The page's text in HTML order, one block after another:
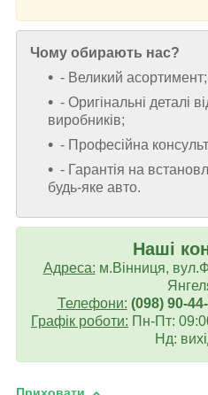
Чому обирають нас?
- Великий асортимент;
- Оригінальні деталі
виробників;
- Професійна
- Гарантія на
будь-яке авто.
Наші
Адреса: м.Вінниця,
Телефони: (098) 90-
Графік роботи: Пн-Пт:
Нд: